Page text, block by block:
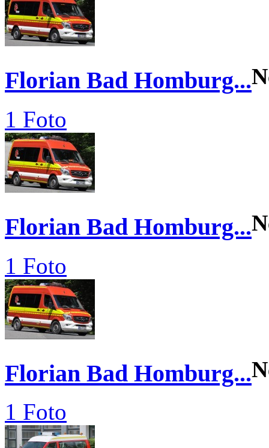
Florian Bad Homburg...
1 Foto
Florian Bad Homburg...
1 Foto
Florian Bad Homburg...
1 Foto